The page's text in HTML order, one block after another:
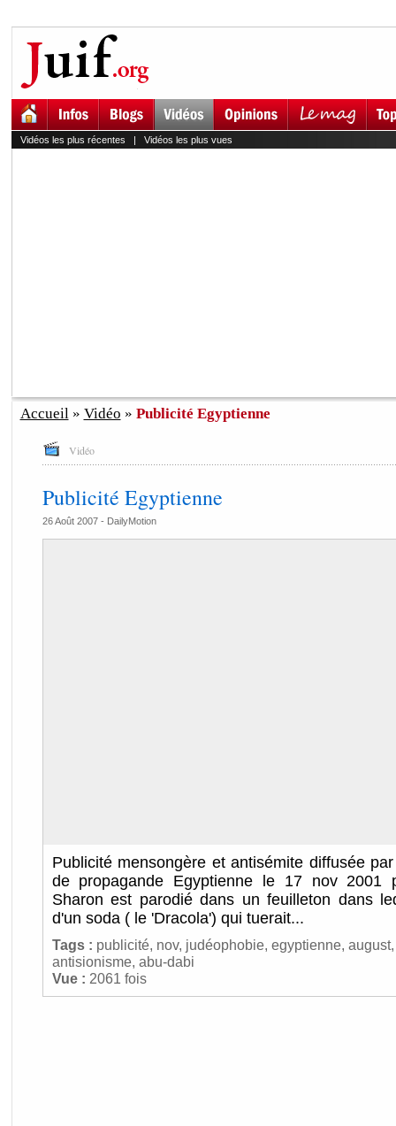
Vidéos les plus récentes | Vidéos les plus vues
Accueil» Vidéo » Publicité Egyptienne
Vidéo
Publicité Egyptienne
26 Août 2007 - DailyMotion
Publicité mensongère et antisémite diffusée
de propagande Egyptienne le 17 nov 2001
Sharon est parodié dans un feuilleton dans
d'un soda ( le 'Dracola') qui tuerait...
Tags : publicité, nov, judéophobie, egyptienne, august
antisionisme, abu-dabi
Vue : 2061 fois